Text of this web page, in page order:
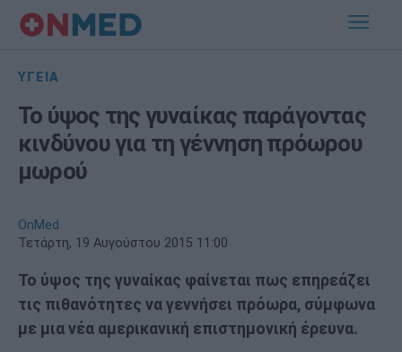
ΥΓΕΙΑ
Το ύψος της γυναίκας παράγοντας
κινδύνου για τη γέννηση πρόωρου
μωρού
OnMed
Τετάρτη, 19 Αυγούστου 2015 11:00
Το ύψος της γυναίκας φαίνεται πως επηρεάζει
τις πιθανότητες να γεννήσει πρόωρα, σύμφωνα
με μια νέα αμερικανική επιστημονική έρευνα.